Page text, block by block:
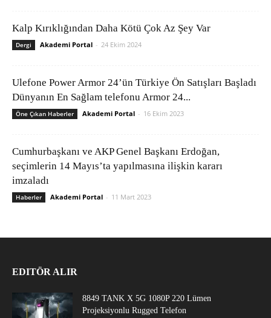
Kalp Kırıklığından Daha Kötü Çok Az Şey Var
Dergi Akademi Portal - 24 Ekim 2024
Ulefone Power Armor 24’ün Türkiye Ön Satışları Başladı
Dünyanın En Sağlam telefonu Armor 24...
Öne Çıkan Haberler Akademi Portal - 16 Ekim 2023
Cumhurbaşkanı ve AKP Genel Başkanı Erdoğan,
seçimlerin 14 Mayıs’ta yapılmasına ilişkin kararı
imzaladı
Haberler Akademi Portal - 11 Mart 2023
EDITÖR ALIR
8849 TANK X 5G 1080P 220 Lümen
Projeksiyonlu Rugged Telefon